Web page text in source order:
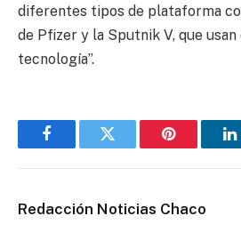
diferentes tipos de plataforma
de Pfizer y la Sputnik V, que
tecnología”.
FacebookTwitter Pinterest
Redacción Noticias Chaco